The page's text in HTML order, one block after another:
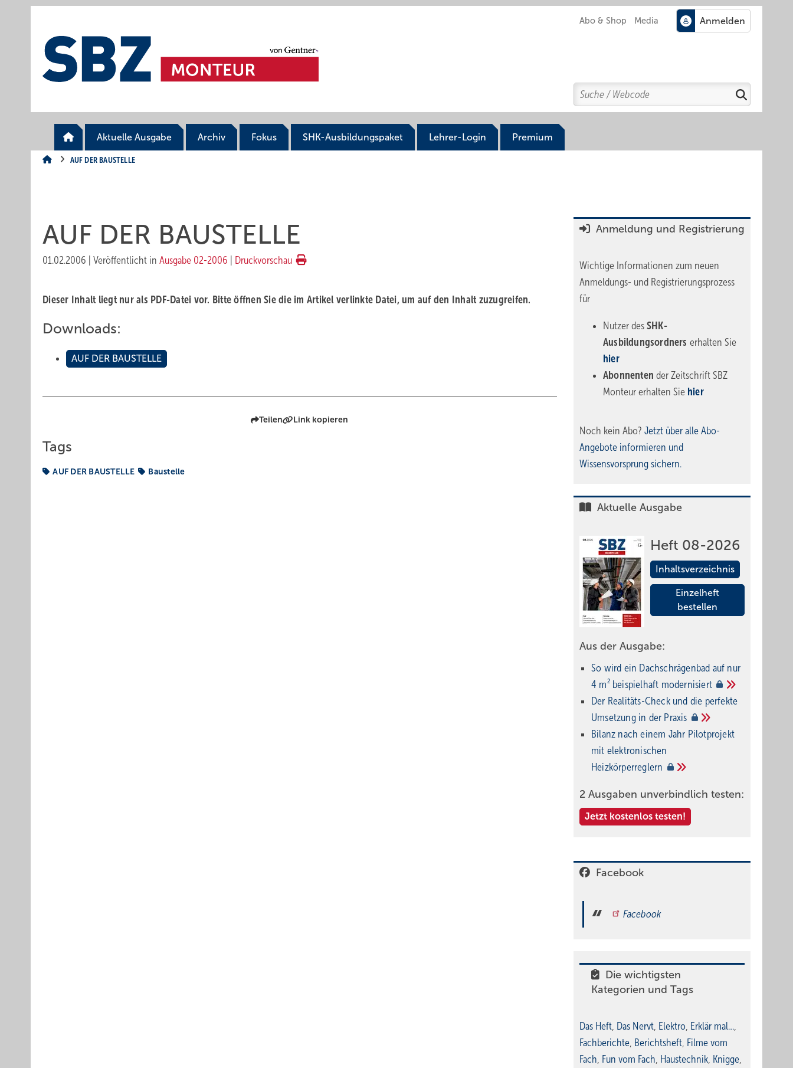
Abo & Shop Media
Search
Suchen
Aktuelle Ausgabe Archiv Fokus SHK-Ausbildungspaket Lehrer-Login Premium
AUF DER BAUSTELLE
AUF DER BAUSTELLE
01.02.2006 Veröffentlicht in Ausgabe 02-2006 Druckvorschau
Dieser Inhalt liegt nur als PDF-Datei vor. Bitte öffnen Sie die im Artikel verlinkte Datei, um auf den Inhalt zuzugreifen.
Downloads:
AUF DER BAUSTELLE
Teilen Link kopieren
Tags
AUF DER BAUSTELLE Baustelle
Anmeldung und Registrierung
Wichtige Informationen zum neuen
Anmeldungs- und Registrierungsprozess
für
Nutzer des SHK-
Ausbildungsordners erhalten Sie
hier
Abonnentender Zeitschrift SBZ
Monteur erhalten Sie hier
Noch kein Abo? Jetzt über alle Abo-
Angebote informieren und
Wissensvorsprung sichern.
Aktuelle Ausgabe
Heft 08-2026
Inhaltsverzeichnis
Einzelheft
bestellen
Aus der Ausgabe:
So wird ein Dach­schrägenbad auf nur
4 m² beispielhaft modernisiert
Der Realitäts-Check und die perfekte
Umsetzung in der Praxis
Bilanz nach einem Jahr Pilotprojekt
mit elektronischen
Heizkörperreglern
2 Ausgaben unverbindlich testen:
Jetzt kostenlos testen!
Facebook
Facebook
Die wichtigsten
Kategorien und Tags
Das Heft, Das Nervt, Elektro, Erklär mal…,
Fachberichte, Berichtsheft, Filme vom
Fach, Fun vom Fach, Haustechnik, Knigge,